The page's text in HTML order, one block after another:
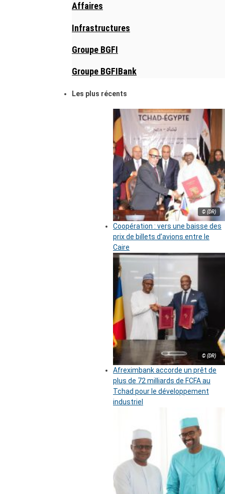
Affaires
Infrastructures
Groupe BGFI
Groupe BGFIBank
Les plus récents
© (DR)
Coopération : vers une baisse des
prix de billets d’avions entre le
Caire
© (DR)
Afreximbank accorde un prêt de
plus de 72 milliards de FCFA au
Tchad pour le développement
industriel